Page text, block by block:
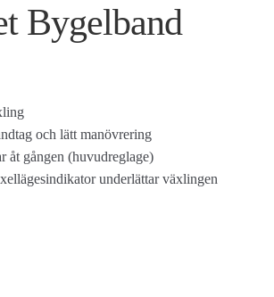
Bygelband
och lätt manövrering
åt gången (huvudreglage)
underlättar växlingen